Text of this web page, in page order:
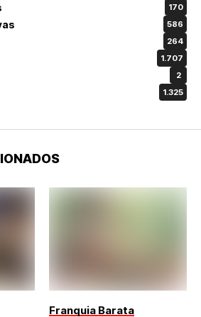
170
586
264
1.707
2
1.325
Franquia Barata